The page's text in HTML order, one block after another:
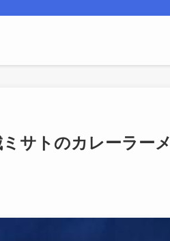
サトのカレーラーメ